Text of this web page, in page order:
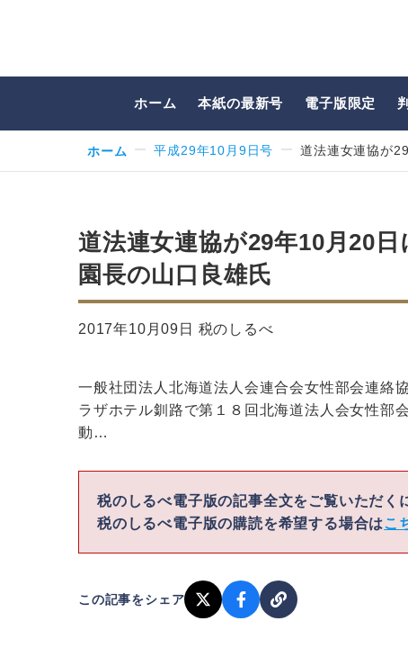
ホーム 本紙の最新号 電子版限定
ホーム 平成29年10月9日号 道法連女連協が
道法連女連協が29年10月20
園長の山口良雄氏
2017年10月09日 税のしるべ
一般社団法人北海道法人会連合会女性部会連絡
ラザホテル釧路で第１８回北海道法人会女性部
動…
税のしるべ電子版の記事全文をご覧いただく
税のしるべ電子版の購読を希望する場合は こ
この記事をシェア